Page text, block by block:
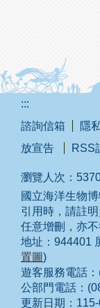
:::
諮詢信箱
隱
放宣告
RSS
瀏覽人次：
國立海洋生物
引用時，請註
任意增刪，亦
地址：944401
置圖)
遊客服務電話
公部門電話：
更新日期：